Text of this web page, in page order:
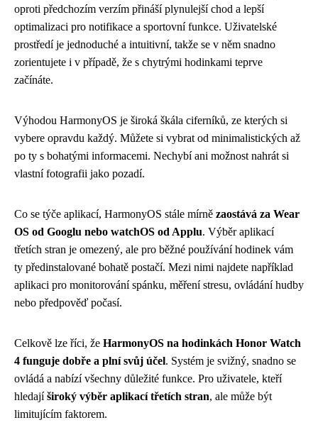
oproti předchozím verzím přináší plynulejší chod a lepší
optimalizaci pro notifikace a sportovní funkce. Uživatelské
prostředí je jednoduché a intuitivní, takže se v něm snadno
zorientujete i v případě, že s chytrými hodinkami teprve
začínáte.
Výhodou HarmonyOS je široká škála ciferníků, ze kterých si
vybere opravdu každý. Můžete si vybrat od minimalistických až
po ty s bohatými informacemi. Nechybí ani možnost nahrát si
vlastní fotografii jako pozadí.
Co se týče aplikací, HarmonyOS stále mírně zaostává za Wear
OS od Googlu nebo watchOS od Applu. Výběr aplikací
třetích stran je omezený, ale pro běžné používání hodinek vám
ty předinstalované bohatě postačí. Mezi nimi najdete například
aplikaci pro monitorování spánku, měření stresu, ovládání hudby
nebo předpověď počasí.
Celkově lze říci, že HarmonyOS na hodinkách Honor Watch
4 funguje dobře a plní svůj účel. Systém je svižný, snadno se
ovládá a nabízí všechny důležité funkce. Pro uživatele, kteří
hledajíširoký výběr aplikací třetích stran, ale může být
limitujícím faktorem.